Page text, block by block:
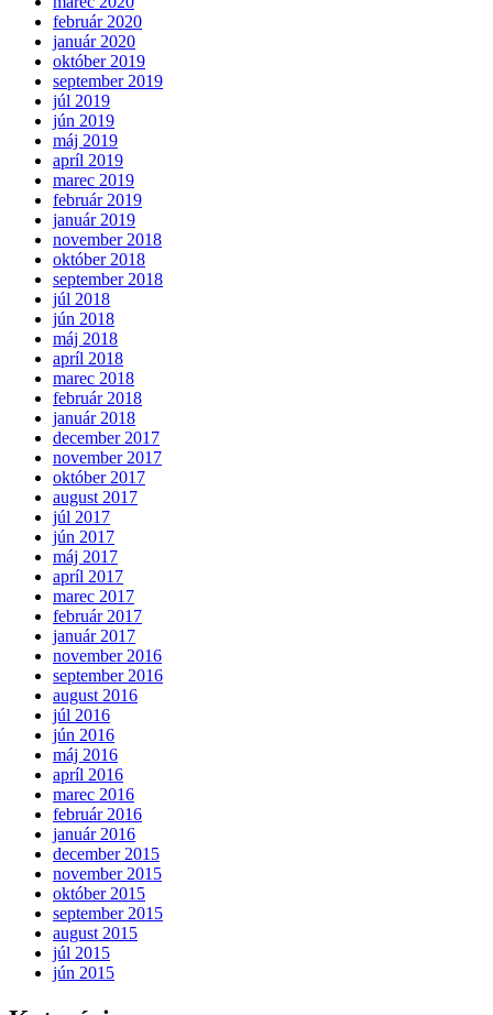
február 2020
január 2020
október 2019
september 2019
júl 2019
jún 2019
máj 2019
apríl 2019
marec 2019
február 2019
január 2019
november 2018
október 2018
september 2018
júl 2018
jún 2018
máj 2018
apríl 2018
marec 2018
február 2018
január 2018
december 2017
november 2017
október 2017
august 2017
júl 2017
jún 2017
máj 2017
apríl 2017
marec 2017
február 2017
január 2017
november 2016
september 2016
august 2016
júl 2016
jún 2016
máj 2016
apríl 2016
marec 2016
február 2016
január 2016
december 2015
november 2015
október 2015
september 2015
august 2015
júl 2015
jún 2015